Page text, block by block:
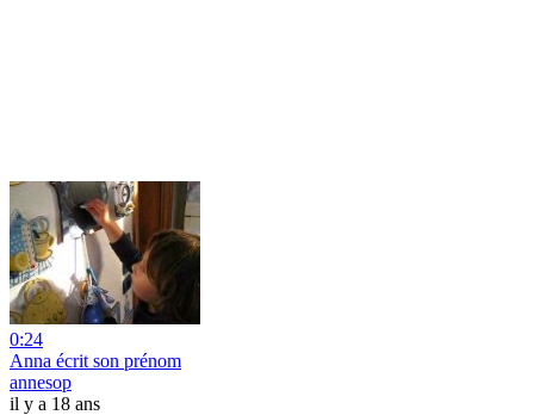
0:24
Anna écrit son prénom
annesop
il y a 18 ans